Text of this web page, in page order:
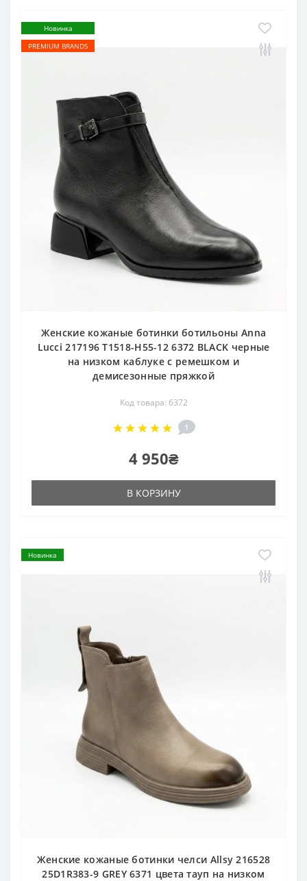
Новинка
PREMIUM BRANDS
Женские кожаные ботинки ботильоны Anna
Lucci 217196 T1518-H55-12 6372 BLACK черные
на низком каблуке с ремешком и
демисезонные пряжкой
Код товара: 6372
1
4 950₴
В КОРЗИНУ
Новинка
Женские кожаные ботинки челси Allsy 216528
25D1R383-9 GREY 6371 цвета тауп на низком